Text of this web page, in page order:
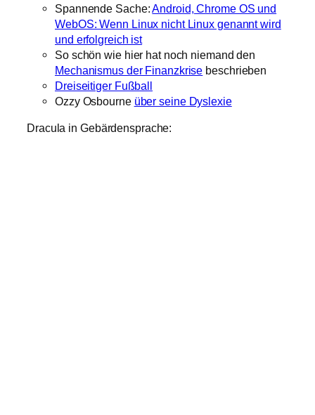
Spannende Sache:Android, Chrome OS und
WebOS: Wenn Linux nicht Linux genannt wird
und erfolgreich ist
So schön wie hier hat noch niemand den
Mechanismus der Finanzkrise beschrieben
Dreiseitiger Fußball
Ozzy Osbourne über seine Dyslexie
Dracula in Gebärdensprache: